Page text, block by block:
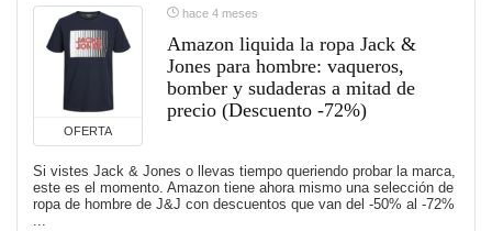
OFERTA
hace 4 meses
Amazon liquida la ropa Jack &
Jones para hombre: vaqueros,
bomber y sudaderas a mitad de
precio (Descuento -72%)
Si vistes Jack & Jones o llevas tiempo queriendo probar la marca,
este es el momento. Amazon tiene ahora mismo una selección de
ropa de hombre de J&J con descuentos que van del -50% al -72%
...